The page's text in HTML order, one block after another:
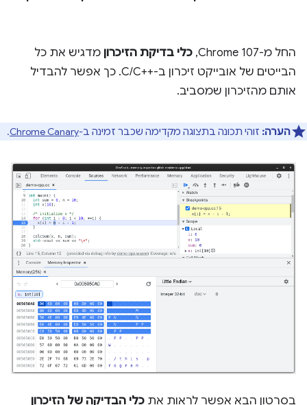
החל מ-Chrome 107, כלי בדיקת הזיכרון מדגיש את כל
הבייטים של אובייקט זיכרון ב-C/C++‎. כך אפשר להבדיל
אותם מהזיכרון שמסביב.
הערה: זוהי תכונה בתצוגה מקדימה שכבר זמינה ב-Chrome Canary
.
בסרטון הבא אפשר לראות את כלי הבדיקה של הזיכרון